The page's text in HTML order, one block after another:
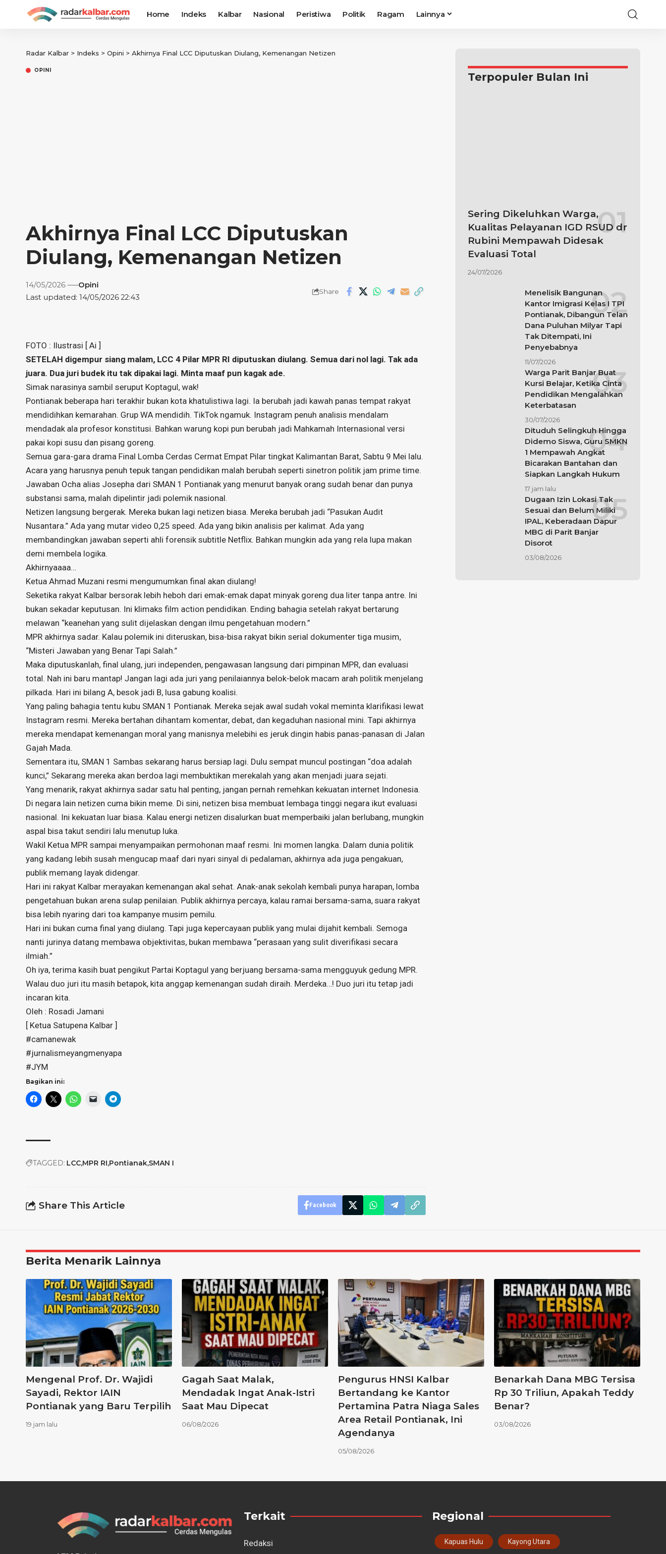
Home Indeks Kalbar Nasional Peristiwa Politik Ragam Lainnya
Radar Kalbar > Indeks > Opini > Akhirnya Final LCC Diputuskan Diulang, Kemenangan Netizen
OPINI
Akhirnya Final LCC Diputuskan
Diulang, Kemenangan Netizen
Last updated: 14/05/2026 22:43
14/05/2026 Opini
Share
FOTO : Ilustrasi [ Ai ]
SETELAH digempur siang malam, LCC 4 Pilar MPR RI diputuskan diulang. Semua dari nol lagi. Tak ada
juara. Dua juri budek itu tak dipakai lagi. Minta maaf pun kagak ade.
Simak narasinya sambil seruput Koptagul, wak!
Pontianak beberapa hari terakhir bukan kota khatulistiwa lagi. Ia berubah jadi kawah panas tempat rakyat
mendidihkan kemarahan. Grup WA mendidih. TikTok ngamuk. Instagram penuh analisis mendalam
mendadak ala profesor konstitusi. Bahkan warung kopi pun berubah jadi Mahkamah Internasional versi
pakai kopi susu dan pisang goreng.
Semua gara-gara drama Final Lomba Cerdas Cermat Empat Pilar tingkat Kalimantan Barat, Sabtu 9 Mei lalu.
Acara yang harusnya penuh tepuk tangan pendidikan malah berubah seperti sinetron politik jam prime time.
Jawaban Ocha alias Josepha dari SMAN 1 Pontianak yang menurut banyak orang sudah benar dan punya
substansi sama, malah dipelintir jadi polemik nasional.
Netizen langsung bergerak. Mereka bukan lagi netizen biasa. Mereka berubah jadi “Pasukan Audit
Nusantara.” Ada yang mutar video 0,25 speed. Ada yang bikin analisis per kalimat. Ada yang
membandingkan jawaban seperti ahli forensik subtitle Netflix. Bahkan mungkin ada yang rela lupa makan
demi membela logika.
Akhirnyaaaa…
Ketua Ahmad Muzani resmi mengumumkan final akan diulang!
Seketika rakyat Kalbar bersorak lebih heboh dari emak-emak dapat minyak goreng dua liter tanpa antre. Ini
bukan sekadar keputusan. Ini klimaks film action pendidikan. Ending bahagia setelah rakyat bertarung
melawan “keanehan yang sulit dijelaskan dengan ilmu pengetahuan modern.”
MPR akhirnya sadar. Kalau polemik ini diteruskan, bisa-bisa rakyat bikin serial dokumenter tiga musim,
“Misteri Jawaban yang Benar Tapi Salah.”
Maka diputuskanlah, final ulang, juri independen, pengawasan langsung dari pimpinan MPR, dan evaluasi
total. Nah ini baru mantap! Jangan lagi ada juri yang penilaiannya belok-belok macam arah politik menjelang
pilkada. Hari ini bilang A, besok jadi B, lusa gabung koalisi.
Yang paling bahagia tentu kubu SMAN 1 Pontianak. Mereka sejak awal sudah vokal meminta klarifikasi lewat
Instagram resmi. Mereka bertahan dihantam komentar, debat, dan kegaduhan nasional mini. Tapi akhirnya
mereka mendapat kemenangan moral yang manisnya melebihi es jeruk dingin habis panas-panasan di Jalan
Gajah Mada.
Sementara itu, SMAN 1 Sambas sekarang harus bersiap lagi. Dulu sempat muncul postingan “doa adalah
kunci,” Sekarang mereka akan berdoa lagi membuktikan merekalah yang akan menjadi juara sejati.
Yang menarik, rakyat akhirnya sadar satu hal penting, jangan pernah remehkan kekuatan internet Indonesia.
Di negara lain netizen cuma bikin meme. Di sini, netizen bisa membuat lembaga tinggi negara ikut evaluasi
nasional. Ini kekuatan luar biasa. Kalau energi netizen disalurkan buat memperbaiki jalan berlubang, mungkin
aspal bisa takut sendiri lalu menutup luka.
Wakil Ketua MPR sampai menyampaikan permohonan maaf resmi. Ini momen langka. Dalam dunia politik
yang kadang lebih susah mengucap maaf dari nyari sinyal di pedalaman, akhirnya ada juga pengakuan,
publik memang layak didengar.
Hari ini rakyat Kalbar merayakan kemenangan akal sehat. Anak-anak sekolah kembali punya harapan, lomba
pengetahuan bukan arena sulap penilaian. Publik akhirnya percaya, kalau ramai bersama-sama, suara rakyat
bisa lebih nyaring dari toa kampanye musim pemilu.
Hari ini bukan cuma final yang diulang. Tapi juga kepercayaan publik yang mulai dijahit kembali. Semoga
nanti jurinya datang membawa objektivitas, bukan membawa “perasaan yang sulit diverifikasi secara
ilmiah.”
Oh iya, terima kasih buat pengikut Partai Koptagul yang berjuang bersama-sama mengguyuk gedung MPR.
Walau duo juri itu masih betapok, kita anggap kemenangan sudah diraih. Merdeka…! Duo juri itu tetap jadi
incaran kita.
Oleh : Rosadi Jamani
[ Ketua Satupena Kalbar ]
#camanewak
#jurnalismeyangmenyapa
#JYM
Bagikan ini:
TAGGED: LCC MPR RI Pontianak SMAN I
Share This Article Facebook
Terpopuler Bulan Ini
Sering Dikeluhkan Warga,
Kualitas Pelayanan IGD RSUD dr
Rubini Mempawah Didesak
Evaluasi Total
24/07/2026
Menelisik Bangunan
Kantor Imigrasi Kelas I TPI
Pontianak, Dibangun Telan
Dana Puluhan Milyar Tapi
Tak Ditempati, Ini
Penyebabnya
11/07/2026
Warga Parit Banjar Buat
Kursi Belajar, Ketika Cinta
Pendidikan Mengalahkan
Keterbatasan
30/07/2026
Dituduh Selingkuh Hingga
Didemo Siswa, Guru SMKN
1 Mempawah Angkat
Bicarakan Bantahan dan
Siapkan Langkah Hukum
17 jam lalu
Dugaan Izin Lokasi Tak
Sesuai dan Belum Miliki
IPAL, Keberadaan Dapur
MBG di Parit Banjar
Disorot
03/08/2026
Berita Menarik Lainnya
Mengenal Prof. Dr. Wajidi
Sayadi, Rektor IAIN
Pontianak yang Baru Terpilih
19 jam lalu
Gagah Saat Malak,
Mendadak Ingat Anak-Istri
Saat Mau Dipecat
06/08/2026
Pengurus HNSI Kalbar
Bertandang ke Kantor
Pertamina Patra Niaga Sales
Area Retail Pontianak, Ini
Agendanya
05/08/2026
Benarkah Dana MBG Tersisa
Rp 30 Triliun, Apakah Teddy
Benar?
03/08/2026
Terkait
Redaksi
Regional
Kapuas Hulu Kayong Utara